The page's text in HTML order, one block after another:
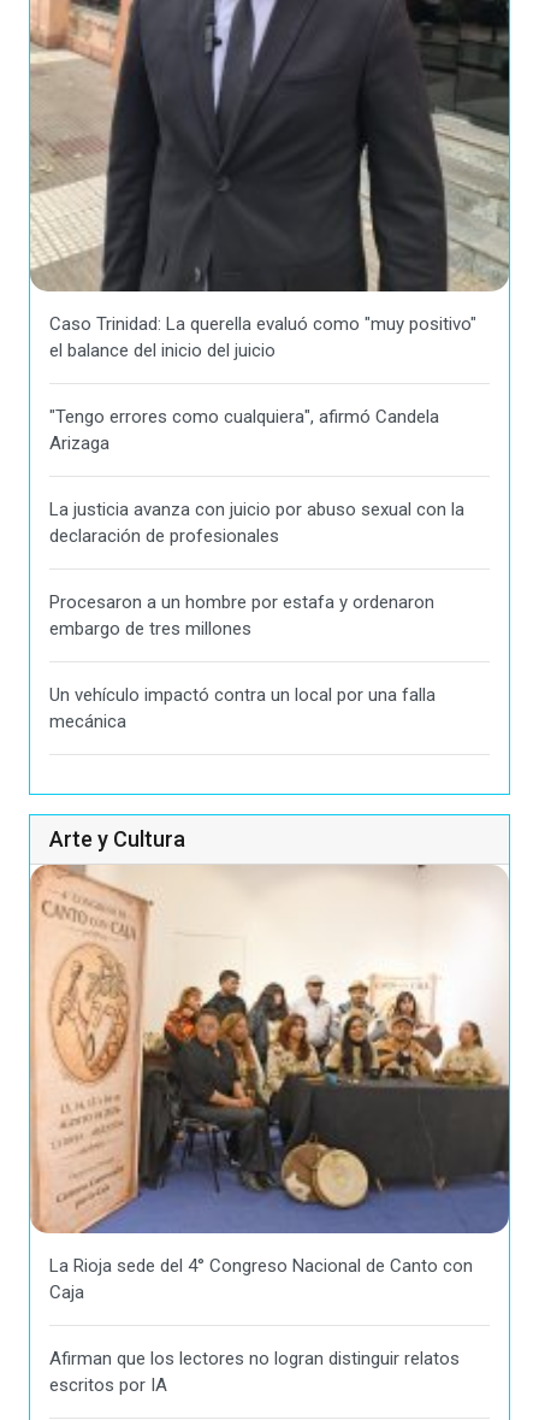
Caso Trinidad: La querella evaluó como "muy positivo"
el balance del inicio del juicio
"Tengo errores como cualquiera", afirmó Candela
Arizaga
La justicia avanza con juicio por abuso sexual con la
declaración de profesionales
Procesaron a un hombre por estafa y ordenaron
embargo de tres millones
Un vehículo impactó contra un local por una falla
mecánica
Arte y Cultura
La Rioja sede del 4° Congreso Nacional de Canto con
Caja
Afirman que los lectores no logran distinguir relatos
escritos por IA